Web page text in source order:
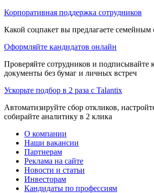
Корпоративная поддержка сотрудников
Какой соцпакет вы предлагаете семейным
Оформляйте кандидатов онлайн
Проверяйте сотрудников и подписывайте
документы без бумаг и личных встреч
Ускорьте подбор в 2 раза с Talantix
Автоматизируйте сбор откликов,
собирайте аналитику в 2 клика
О компании
Наши вакансии
Партнерам
Реклама на сайте
Новости и статьи
Инвесторам
Кандидаты по профессиям